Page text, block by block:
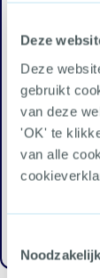
Deze
Deze
gebruikt
van deze
'OK' te
van alle
Noodzakelijk
E-
de baas
Aantal
1
Duur training
20
Kosten
Gratis
Datum